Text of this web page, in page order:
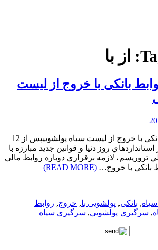
از با
بانكی با خروج از ليست
از سرگيری روابط بانكی با خروج از ليست سياه پولشويیپس از 12
روز دنيا و قوانين جديد مبارزه با
تروريسم، لازمه برقراري دوباره روابط مالي
بانكی با خروج… (READ MORE)
سياه, بانكی, پولشويی با, خروج, روابط
, سرگيری پولشويی, سرگيری سياه